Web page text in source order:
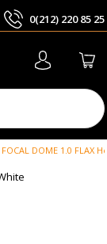
0(212) 220 85 25
FOCAL DOME 1.0 FLAX